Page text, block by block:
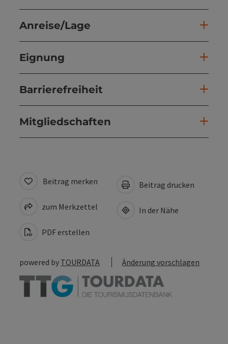
Anreise/Lage
Eignung
Barrierefreiheit
Mitgliedschaften
Beitrag merken
zum Merkzettel
PDF erstellen
Beitrag drucken
In der Nähe
powered by TOURDATA Änderung vorschlagen